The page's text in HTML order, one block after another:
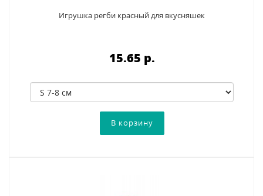
Игрушка регби красный для вкусняшек
15.65 p.